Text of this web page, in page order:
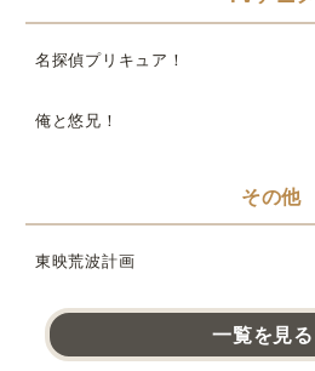
名探偵プリキュア！
俺と悠兄！
その他
東映荒波計画
一覧を見る